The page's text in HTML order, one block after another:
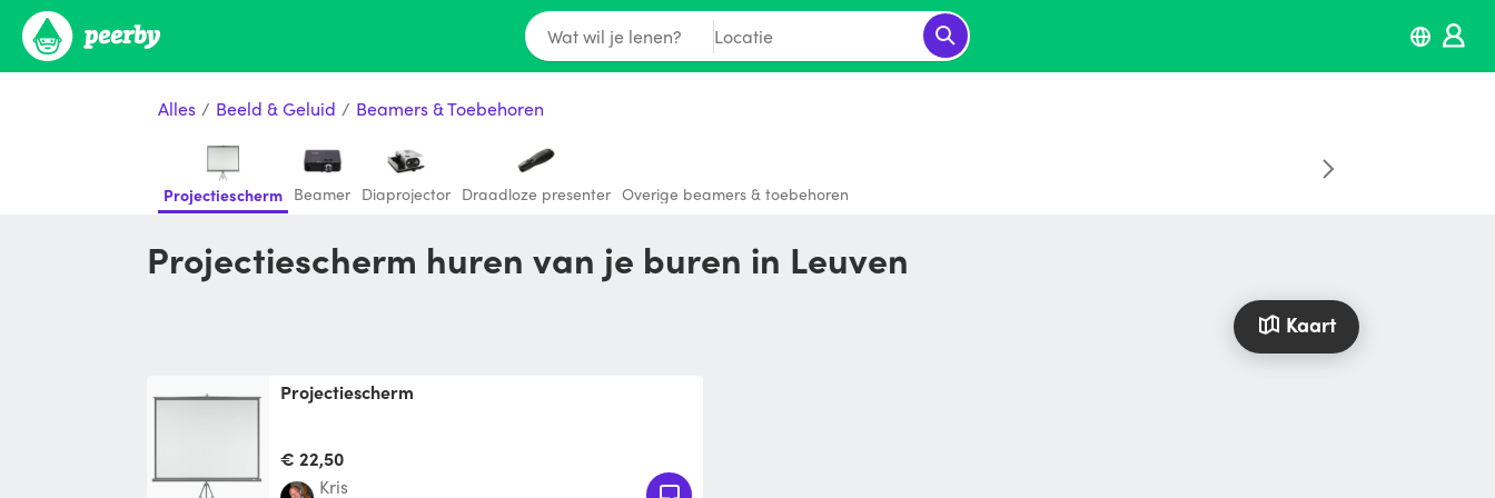
Wat wil je lenen? Locatie
Alles / Beeld & Geluid / Beamers & Toebehoren
Projectiescherm Beamer Diaprojector Draadloze presenter Overige beamers & toebehoren
Projectiescherm huren van je buren in Leuven
Kaart
projectiescherm
€ 22,50
Kris